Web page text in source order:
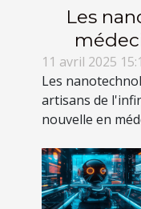
Les
11 avril 2025
Les
artisans de
nouvelle en